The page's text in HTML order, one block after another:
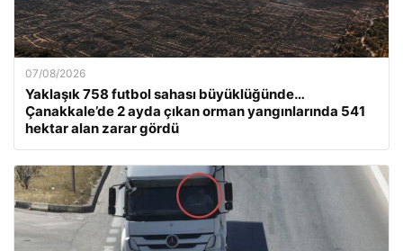
07/08/2026
Yaklaşık 758 futbol sahası büyüklüğünde…
Çanakkale’de 2 ayda çıkan orman yangınlarında 541
hektar alan zarar gördü